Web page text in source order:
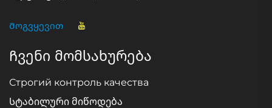
Მოგვყევით
Ჩვენი მომსახურება
Строгий контроль качества
Სტაბილური მიწოდება